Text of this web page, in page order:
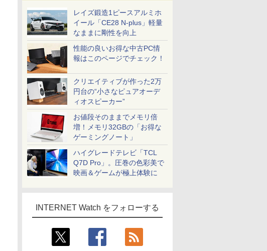
レイズ鍛造1ピースアルミホ
イール「CE28 N-plus」軽量
なままに剛性を向上
性能の良いお得な中古PC情
報はこのページでチェック！
クリエイティブが作った2万
円台の“小さなピュアオーデ
ィオスピーカー”
お値段そのままでメモリ倍
増！メモリ32GBの「お得な
ゲーミングノート」
ハイグレードテレビ「TCL
Q7D Pro」。圧巻の色彩美で
映画＆ゲームが極上体験に
INTERNET Watch をフォローする